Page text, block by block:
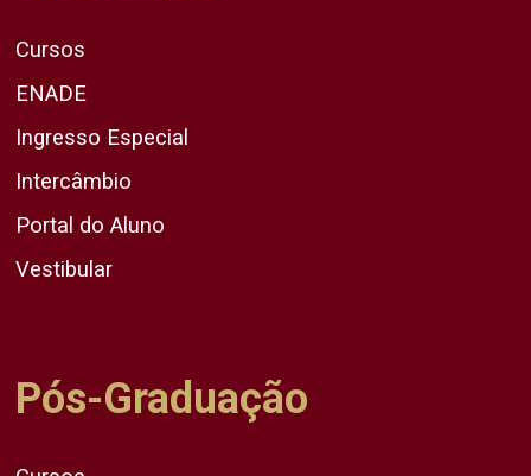
Cursos
ENADE
Ingresso Especial
Intercâmbio
Portal do Aluno
Vestibular
Pós-Graduação